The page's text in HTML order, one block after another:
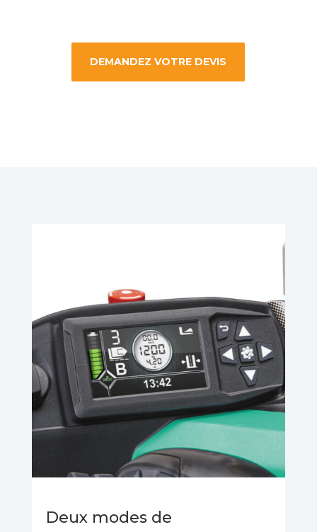
DEMANDEZ VOTRE DEVIS
Deux modes de